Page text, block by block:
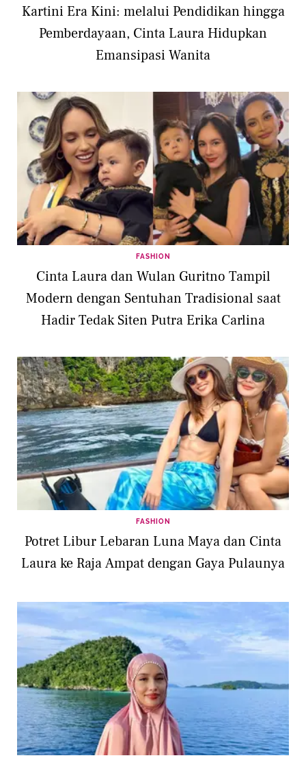
Kartini Era Kini: melalui Pendidikan hingga
Pemberdayaan, Cinta Laura Hidupkan
Emansipasi Wanita
FASHION
Cinta Laura dan Wulan Guritno Tampil
Modern dengan Sentuhan Tradisional saat
Hadir Tedak Siten Putra Erika Carlina
FASHION
Potret Libur Lebaran Luna Maya dan Cinta
Laura ke Raja Ampat dengan Gaya Pulaunya